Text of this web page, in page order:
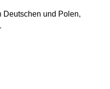
Deutschen und Polen,